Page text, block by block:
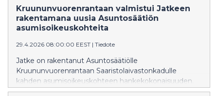
Evian, rakennustyöt alkavat heti. Kohde valmistuu
vuoden 2027 lopulla.
Kruununvuorenrantaan valmistui Jatkeen
rakentamana uusia Asuntosäätiön
asumisoikeuskohteita
29.4.2026 08:00:00 EEST | Tiedote
Jatke on rakentanut Asuntosäätiölle
Kruununvuorenrantaan Saaristolaivastonkadulle
kahden asumisoikeuskohteen hankekokonaisuuden.
Rakentaminen käynnistyi heinäkuussa 2024 ja koko